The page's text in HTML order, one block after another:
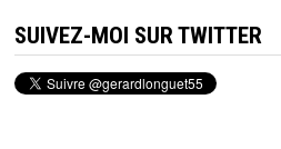
SUIVEZ-MOI SUR TWITTER